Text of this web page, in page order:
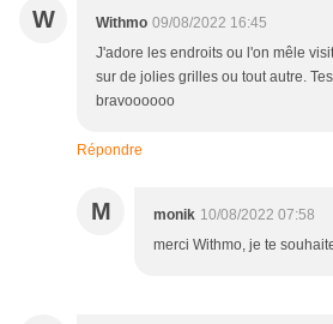
W Withmo 09/08/2022 16:45
J'adore les endroits ou l'on mêle
sur de jolies grilles ou tout autre.
bravoooooo
Répondre
M monik 10/08/2022 07:58
merci Withmo, je te